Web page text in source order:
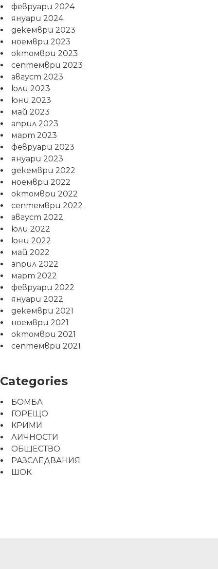
февруари 2024
януари 2024
декември 2023
ноември 2023
октомври 2023
септември 2023
август 2023
юли 2023
юни 2023
май 2023
април 2023
март 2023
февруари 2023
януари 2023
декември 2022
ноември 2022
октомври 2022
септември 2022
август 2022
юли 2022
юни 2022
май 2022
април 2022
март 2022
февруари 2022
януари 2022
декември 2021
ноември 2021
октомври 2021
септември 2021
Categories
БОМБА
ГОРЕЩО
КРИМИ
ЛИЧНОСТИ
ОБЩЕСТВО
РАЗСЛЕДВАНИЯ
ШОК